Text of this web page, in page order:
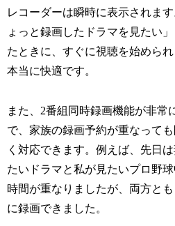
レコーダーは瞬時に表示されま
ょっと録画したドラマを見たい
たときに、すぐに視聴を始めら
本当に快適です。
また、2番組同時録画機能が非常
で、家族の録画予約が重なって
く対応できます。例えば、先日
たいドラマと私が見たいプロ野
時間が重なりましたが、両方と
に録画できました。